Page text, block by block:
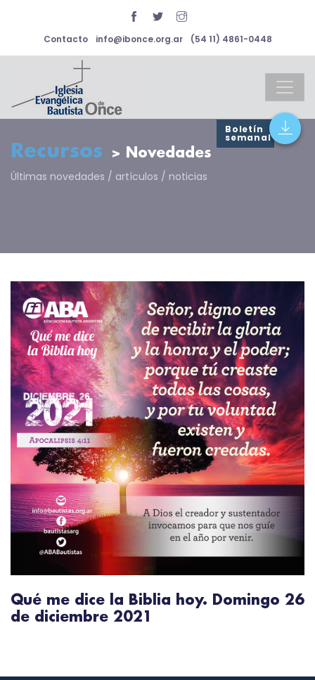
Contacto info@ibonce.org.ar (54 11) 4861-0448
Boletín
semanal
Recursos > Novedades
Últimas novedades / artículos / noticias
Qué me dice la Biblia hoy. Domingo 26
de diciembre 2021